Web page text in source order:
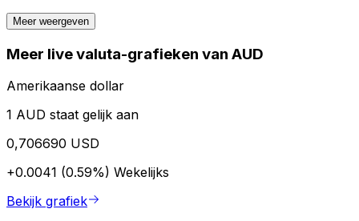
Meer weergeven
Meer live valuta-grafieken van AUD
Amerikaanse dollar
1 AUD staat gelijk aan
0,706690 USD
+0.0041 (0.59%) Wekelijks
Bekijk grafiek